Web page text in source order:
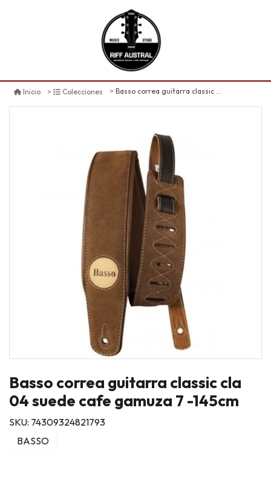
Inicio Colecciones Basso correa guitarra classic cla 04 suede cafe gamuza 7 -145cm
Basso correa guitarra classic cla
04 suede cafe gamuza 7 -145cm
SKU: 74309324821793
BASSO